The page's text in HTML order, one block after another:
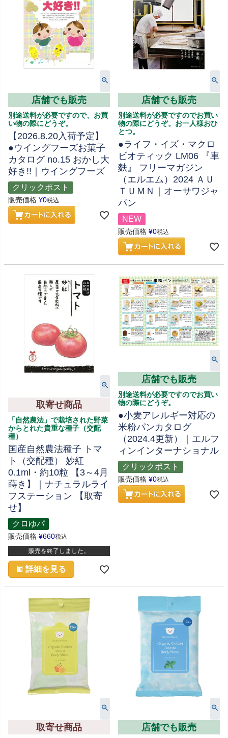
店舗でも販売
別途送料が必要ですので、お買
い物の際にどうぞ。
【2026.8.20入荷予定】
●ウイングフーズお菓子
カタログ no.15 おかし大
好き!!｜ウイングフーズ
クリックポスト
販売価格 ¥0税込
店舗でも販売
別途送料が必要ですのでお買い
物の際にどうぞ。お一人様おひ
とつ。
●ライフ・イズ・マクロ
ビオティック LM06 『車
麩』 フリーマガジン
（エルエム）2024 ＡＵ
ＴＵＭＮ｜オーサワジャ
パン
NEW
販売価格 ¥0税込
取寄せ商品
「自然農法」で栽培された野菜
からとれた貴重な種子（交配
種）
国産自然農法種子 トマ
ト（交配種） 妙紅
0.1ml・約10粒 【3～4月
蒔き】｜ナチュラルライ
フステーション 【取寄
せ】
クロゆパ
販売価格 ¥660税込
販売を終了しました。
詳細を見る
店舗でも販売
別途送料が必要ですのでお買い
物の際にどうぞ。
●小麦アレルギー対応の
米粉パンカタログ
（2024.4更新）｜エルフ
ィンインターナショナル
クリックポスト
販売価格 ¥0税込
取寄せ商品 店舗でも販売